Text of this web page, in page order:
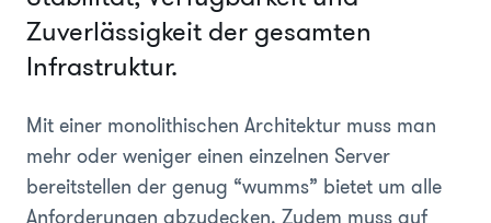
Zuverlässigkeit der gesamten
Infrastruktur.
Mit einer monolithischen Architektur muss man
mehr oder weniger einen einzelnen Server
bereitstellen der genug “wumms” bietet um alle